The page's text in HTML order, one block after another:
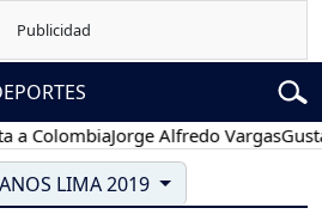
Jorge Alfredo VargasGustavo
LIMA 2019